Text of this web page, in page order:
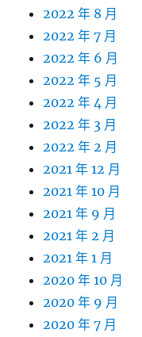
2022 年 8 月
2022 年 7 月
2022 年 6 月
2022 年 5 月
2022 年 4 月
2022 年 3 月
2022 年 2 月
2021 年 12 月
2021 年 10 月
2021 年 9 月
2021 年 2 月
2021 年 1 月
2020 年 10 月
2020 年 9 月
2020 年 7 月